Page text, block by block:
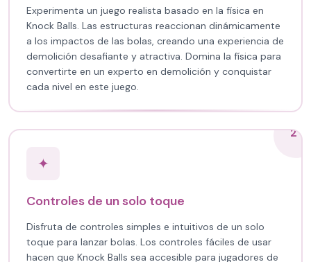
Experimenta un juego realista basado en la física en
Knock Balls. Las estructuras reaccionan dinámicamente
a los impactos de las bolas, creando una experiencia de
demolición desafiante y atractiva. Domina la física para
convertirte en un experto en demolición y conquistar
cada nivel en este juego.
2
✦
Controles de un solo toque
Disfruta de controles simples e intuitivos de un solo
toque para lanzar bolas. Los controles fáciles de usar
hacen que Knock Balls sea accesible para jugadores de